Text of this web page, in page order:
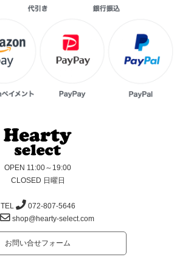
OPEN 11:00～19:00
CLOSED 日曜日
TEL
072-807-5646
shop@hearty-select.com
お問い合せフォーム